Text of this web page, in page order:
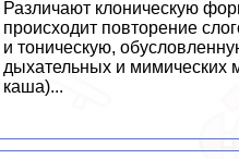
Различают клоническую
происходит повторение
и тоническую,
дыхательных и мимических
каша)...